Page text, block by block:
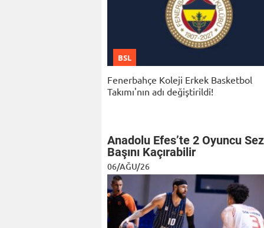
BSL
Fenerbahçe Koleji Erkek Basketbol
Takımı'nın adı değiştirildi!
Anadolu Efes’te 2 Oyuncu
Başını Kaçırabilir
06/AĞU/26